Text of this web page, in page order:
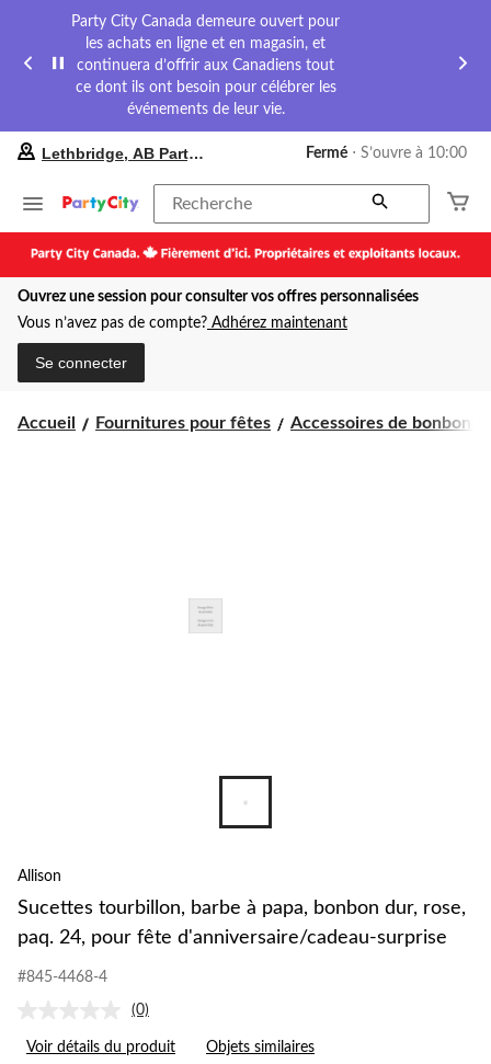
Party City Canada demeure ouvert pour
les achats en ligne et en magasin, et
continuera d’offrir aux Canadiens tout
ce dont ils ont besoin pour célébrer les
événements de leur vie.
préféré
Lethbridge,
Party
City,
courament
Fermé,
pour
Lethbridge, AB Party City Fermé ⋅ S’ouvre à 10:00
Recherche
Ouvrez une session pour consulter vos offres personnalisées
Vous n’avez pas de compte? Adhérez maintenant
Se connecter
Accueil Fournitures pour fêtes Accessoires de bonbons
Allison
Sucettes tourbillon, barbe à papa, bonbon dur, rose,
paq. 24, pour fête d'anniversaire/cadeau-surprise
#845-4468-4
Aucune
cote
pour
(0)
Voir détails du produit Objets similaires